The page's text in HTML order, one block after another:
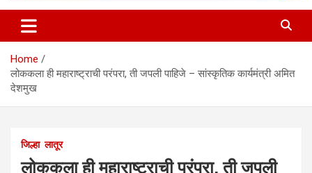
Home
लोककला ही महाराष्ट्राची परंपरा, ती जपली पाहिजे – सांस्कृतिक कार्यमंत्री अमित
देशमुख
जिल्हा लातूर
लोककला ही महाराष्ट्राची परंपरा, ती जपली